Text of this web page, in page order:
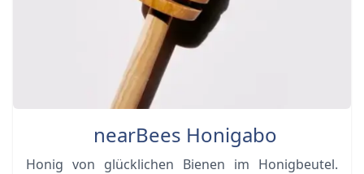
nearBees Honigabo
Honig von glücklichen Bienen im Honigbeutel.